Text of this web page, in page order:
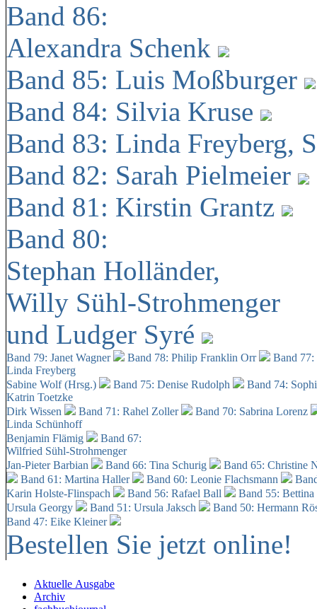
Band 86:
Alexandra Schenk
Band 85: Luis Moßburger
Band 84: Silvia Kruse
Band 83: Linda Freyberg,
Band 82: Sarah Pielmeier
Band 81: Kirstin Grantz
Band 80:
Stephan Holländer,
Willy Sühl-Strohmenger
und Ludger Syré
Band 79: Janet Wagner Band 78: Philip Franklin Orr
Band
Linda Freyberg
Sabine Wolf (Hrsg.)
Band 75: Denise Rudolph
Band 74:
Katrin Toetzke
Dirk Wissen
Band 71: Rahel Zoller
Band 70: Sabrina Lorenz
Linda Schünhoff
Benjamin Flämig
Band 67:
Wilfried Sühl-Strohmenger
Jan-Pieter Barbian
Band 66: Tina Schurig
Band 65: Christine
Band 61: Martina Haller
Band 60: Leonie Flachsmann
Karin Holste-Flinspach
Band 56: Rafael Ball
Band 55:
Ursula Georgy
Band 51: Ursula Jaksch Band 50: Hermann
Band 47: Eike Kleiner
Bestellen Sie jetzt online!
Aktuelle Ausgabe
Archiv